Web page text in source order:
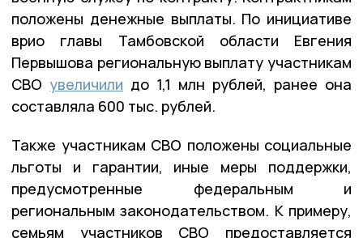
положены денежные выплаты. По инициативе
врио главы Тамбовской области Евгения
Первышова региональную выплату участникам
СВО увеличили до 1,1 млн рублей, ранее она
составляла 600 тыс. рублей.
Также участникам СВО положены социальные
льготы и гарантии, иные меры поддержки,
предусмотренные федеральным и
региональным законодательством. К примеру,
семьям участников СВО предоставляется